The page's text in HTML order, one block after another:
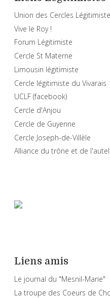
Union des Cercles
Vive le Roy !
Forum Légitimiste
Cercle St Materne
Limousin légitimiste
Cercle légitimiste du Vivarais
UCLF (facebook)
Cercle d'Anjou
Cercle de Guyenne
Cercle Joseph-de-Villèle
Alliance du trône et de l'autel
Liens amis
Le journal du "Mesnil-Marie"
La troupe des Coeurs de